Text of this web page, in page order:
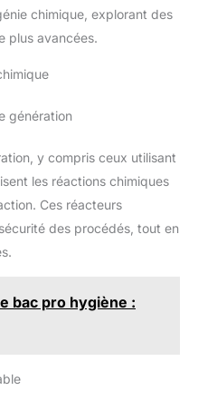
chimique, explorant des
plus avancées.
génération
y compris ceux utilisant
les réactions chimiques
Ces réacteurs
des procédés, tout en
bac pro hygiène :